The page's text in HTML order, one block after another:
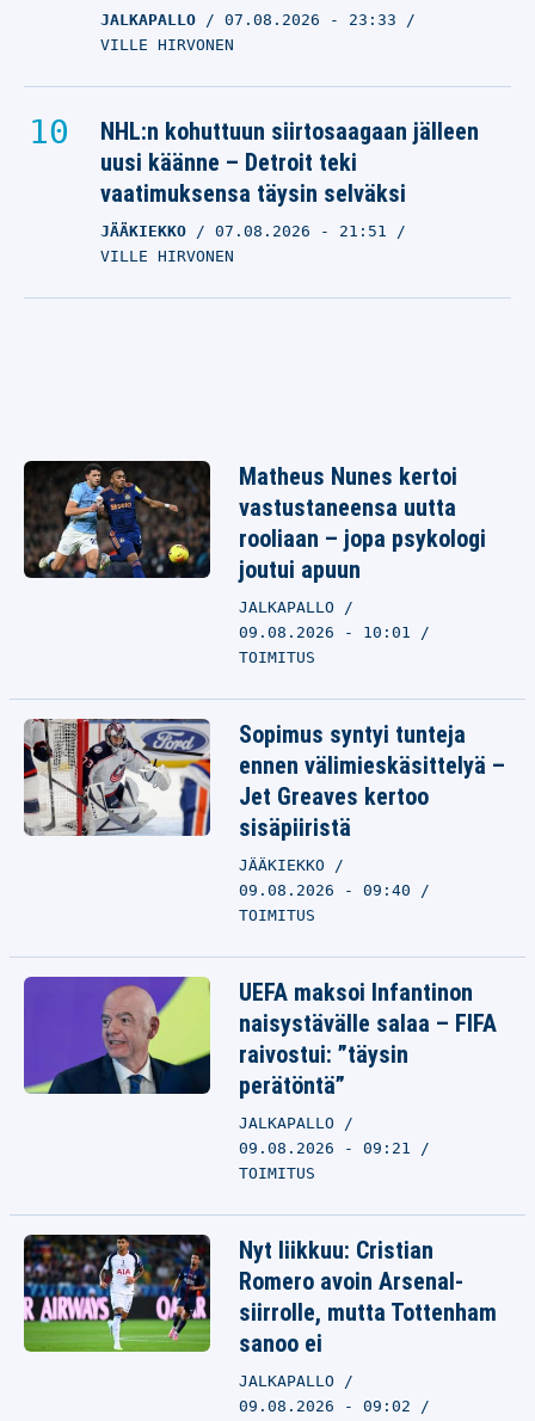
JALKAPALLO 07.08.2026 - 23:33
VILLE HIRVONEN
NHL:n kohuttuun siirtosaagaan jälleen
uusi käänne – Detroit teki
vaatimuksensa täysin selväksi
JÄÄKIEKKO 07.08.2026 - 21:51
VILLE HIRVONEN
Matheus Nunes kertoi
vastustaneensa uutta
rooliaan – jopa psykologi
joutui apuun
JALKAPALLO
09.08.2026 - 10:01
TOIMITUS
Sopimus syntyi tunteja
ennen välimieskäsittelyä –
Jet Greaves kertoo
sisäpiiristä
JÄÄKIEKKO
09.08.2026 - 09:40
TOIMITUS
UEFA maksoi Infantinon
naisystävälle salaa – FIFA
raivostui: ”täysin
perätöntä”
JALKAPALLO
09.08.2026 - 09:21
TOIMITUS
Nyt liikkuu: Cristian
Romero avoin Arsenal-
siirrolle, mutta Tottenham
sanoo ei
JALKAPALLO
09.08.2026 - 09:02